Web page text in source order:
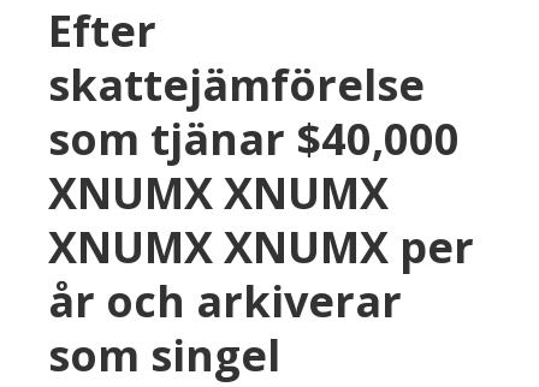
Efter
skattejämförelse
som tjänar $40,000
XNUMX XNUMX
XNUMX XNUMX per
år och arkiverar
som singel